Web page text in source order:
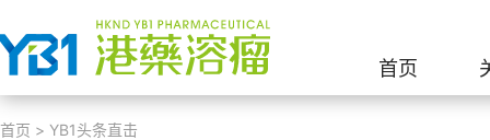
首页
首页 > YB1头条直击